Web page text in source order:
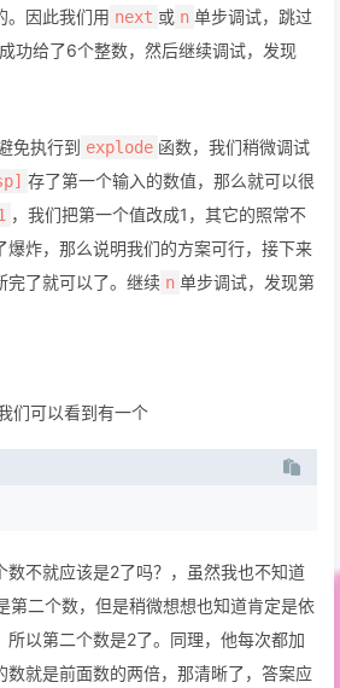
。因此我们用 next 或 n 单步调试，跳过
功给了6个整数，然后继续调试，发现
免执行到 explode 函数，我们稍微调试
存了第一个输入的数值，那么就可以很
，我们把第一个值改成1，其它的照常不
爆炸，那么说明我们的方案可行，接下来
完了就可以了。继续 n 单步调试，发现第
们可以看到有一个
数不就应该是2了吗？，虽然我也不知道
第二个数，但是稍微想想也知道肯定是依
所以第二个数是2了。同理，他每次都加
数就是前面数的两倍，那清晰了，答案应